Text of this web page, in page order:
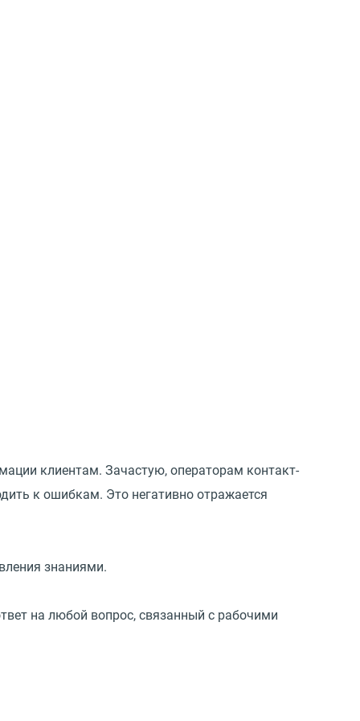
клиентам. Зачастую, операторам контакт-
к ошибкам. Это негативно отражается
знаниями.
на любой вопрос, связанный с рабочими